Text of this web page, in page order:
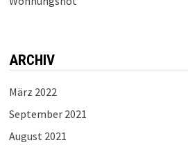
ARCHIV
März 2022
September 2021
August 2021